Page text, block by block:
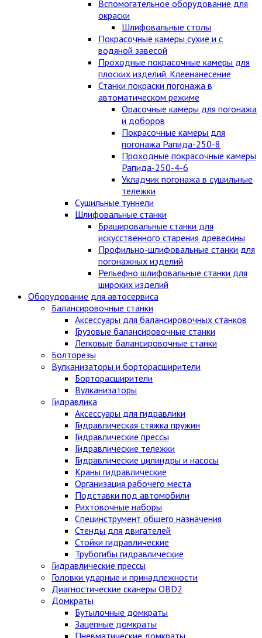
Вспомогательное оборудование для
окраски
Шлифовальные столы
Покрасочные камеры сухие и с
водяной завесой
Проходные покрасочные камеры для
плоских изделий. Клеенанесение
Станки покраски погонажа в
автоматическом режиме
Орасочные камеры для погонажа
и доборов
Покрасочные камеры для
погонажа Рапида-250-8
Проходные покрасочные камеры
Рапида-250-4-6
Укладчик погонажа в сушильные
тележки
Сушильные туннели
Шлифовальные станки
Брашировальные станки для
искусственного старения древесины
Профильно-шлифовальные станки для
погонажных изделий
Рельефно шлифовальные станки для
широких изделий
Оборудование для автосервиса
Балансировочные станки
Аксессуары для балансировочных станков
Грузовые балансировочные станки
Легковые балансировочные станки
Болторезы
Вулканизаторы и борторасширители
Борторасширители
Вулканизаторы
Гидравлика
Аксессуары для гидравлики
Гидравлическая стяжка пружин
Гидравлические прессы
Гидравлические тележки
Гидравлические цилиндры и насосы
Краны гидравлические
Организация рабочего места
Подставки под автомобили
Рихтовочные наборы
Специнструмент общего назначения
Стенды для двигателей
Стойки гидравлические
Трубогибы гидравлические
Гидравлические прессы
Головки ударные и принадлежности
Диагностические сканеры OBD2
Домкраты
Бутылочные домкраты
Зацепные домкраты
Пневматические домкраты